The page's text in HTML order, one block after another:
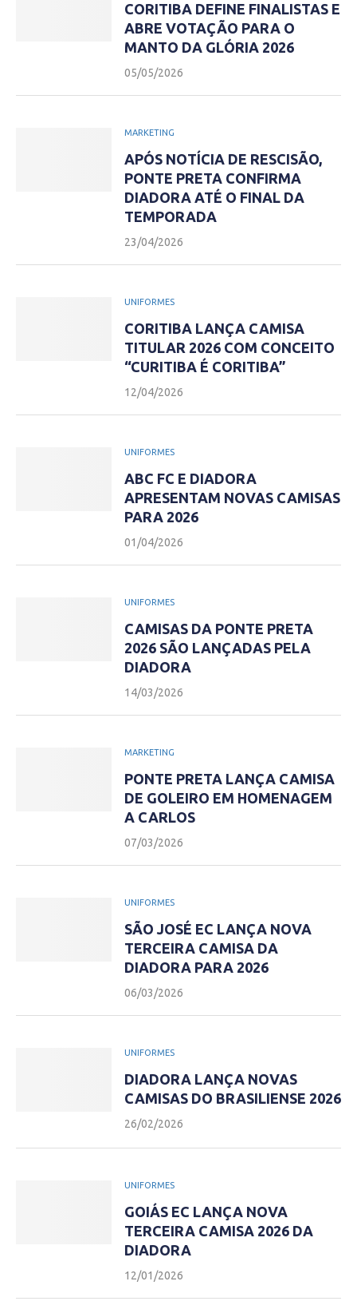
CORITIBA DEFINE FINALISTAS E
ABRE VOTAÇÃO PARA O
MANTO DA GLÓRIA 2026
05/05/2026
MARKETING
APÓS NOTÍCIA DE RESCISÃO,
PONTE PRETA CONFIRMA
DIADORA ATÉ O FINAL DA
TEMPORADA
23/04/2026
UNIFORMES
CORITIBA LANÇA CAMISA
TITULAR 2026 COM CONCEITO
“CURITIBA É CORITIBA”
12/04/2026
UNIFORMES
ABC FC E DIADORA
APRESENTAM NOVAS CAMISAS
PARA 2026
01/04/2026
UNIFORMES
CAMISAS DA PONTE PRETA
2026 SÃO LANÇADAS PELA
DIADORA
14/03/2026
MARKETING
PONTE PRETA LANÇA CAMISA
DE GOLEIRO EM HOMENAGEM
A CARLOS
07/03/2026
UNIFORMES
SÃO JOSÉ EC LANÇA NOVA
TERCEIRA CAMISA DA
DIADORA PARA 2026
06/03/2026
UNIFORMES
DIADORA LANÇA NOVAS
CAMISAS DO BRASILIENSE 2026
26/02/2026
UNIFORMES
GOIÁS EC LANÇA NOVA
TERCEIRA CAMISA 2026 DA
DIADORA
12/01/2026